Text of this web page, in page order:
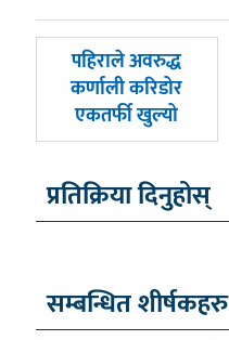
पछिल्लाे
-
पहिराले अवरुद्ध
कर्णाली करिडोर
एकतर्फी खुल्यो
प्रतिक्रिया दिनुहोस्
सम्बन्धित शीर्षकहरु